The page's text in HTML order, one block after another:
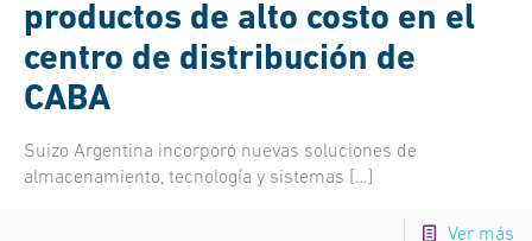
productos de alto costo en el
centro de distribución de
CABA
Suizo Argentina incorporó nuevas soluciones de
almacenamiento, tecnología y sistemas […]
Ver más